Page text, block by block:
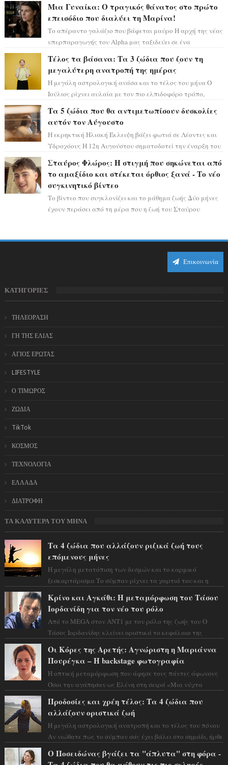
Μια Γυναίκα: Ο τραγικός θάνατος στο πρώτο
επεισόδιο που διαλύει τη Μαρίνα!
Το απέραντο γαλάζιο που βάφεται μαύρο Η αρχή της νέας
υπερπαραγωγής του Alpha μας ταξιδεύει σε ένα
Τέλος τα βάσανα: Τα 3 ζώδια που ζουν τη
μεγαλύτερη ανατροπή της ημέρας
Η μεγάλη αστρολογική ανάσα και το τέλος του μήνα Ο
Ιούλιος ρίχνει αυλαία με τον πιο ελπιδοφόρο τρόπο,
Τα 5 ζώδια που θα αντιμετωπίσουν δυσκολίες
αυτόν τον Αύγουστο
Η εκρηκτική Ηλιακή Έκλειψη βάζει φωτιά σε Λέοντες και
Υδροχόους Η 12η Αυγούστου σηματοδοτεί την έναρξη του
Σταύρος Φλώρος: Η στιγμή που σηκώνεται από
το αμαξίδιο και στέκεται όρθιος ξανά - Το νέο
συγκινητικό βίντεο
Το βίντεο που συγκλονίζει και το μάθημα ζωής Δύο μήνες
έχουν περάσει από τη μέρα που η ζωή του Σταύρου
Επικοινωνία
ΚΑΤΗΓΟΡΙΕΣ
ΤΗΛΕΟΡΑΣΗ
ΓΗ ΤΗΣ ΕΛΙΑΣ
ΑΓΙΟΣ ΕΡΩΤΑΣ
LIFESTYLE
Ο ΤΙΜΩΡΟΣ
ΖΩΔΙΑ
TikTok
ΚΟΣΜΟΣ
ΤΕΧΝΟΛΟΓΙΑ
ΕΛΛΑΔΑ
ΔΙΑΤΡΟΦΗ
ΤΑ ΚΑΛΥΤΕΡΑ ΤΟΥ ΜΗΝΑ
Τα 4 ζώδια που αλλάζουν ριζικά ζωή τους
επόμενους μήνες
Η μεγάλη μετατόπιση των δεσμών και το καρμικό
ξεσκαρτάρισμα Το σύμπαν ρίχνει τα χαρτιά του και η
Κρίνο και Αγκάθι: Η μεταμόρφωση του Τάσου
Ιορδανίδη για τον νέο του ρόλο
Από το MEGA στον ΑΝΤ1 με τον ρόλο της ζωής του Ο
Τάσος Ιορδανίδης κλείνει οριστικά το κεφάλαιο της
Οι Κόρες της Αρετής: Αγνώριστη η Μαριάννα
Πουρέγκα – H backstage φωτογραφία
Η οπτική μεταμόρφωση που άφησε τους πάντες άφωνους
Όσοι την αγάπησαν ως Ελένη στη σειρά «Μια νύχτα
Προδοσίες και χρέη τέλος: Τα 4 ζώδια που
αλλάζουν οριστικά ζωή
Η μεγάλη αστρολογική ανατροπή και το τέλος του πόνου
Αν νιώθατε πως το σύμπαν σάς έχει βάλει στο σημάδι, ήρθε
Ο Ποσειδώνας βγάζει τα "άπλυτα" στη φόρα -